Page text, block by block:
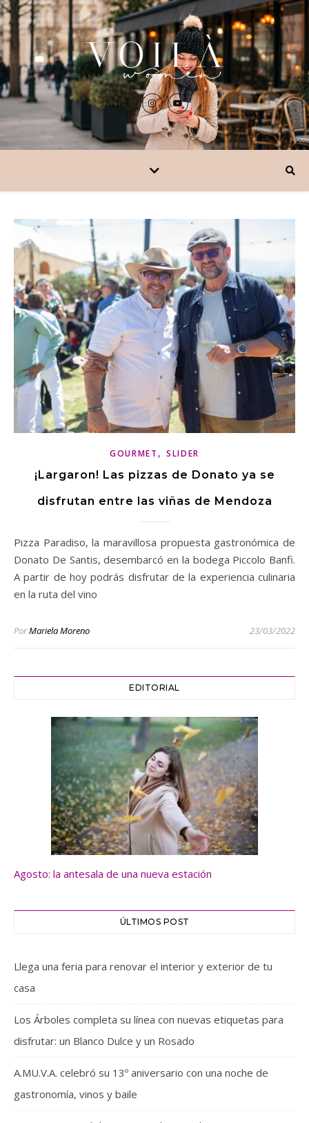
GOURMET , SLIDER
¡Largaron! Las pizzas de Donato ya se
disfrutan entre las viñas de Mendoza
Pizza Paradiso, la maravillosa propuesta gastronómica de
Donato De Santis, desembarcó en la bodega Piccolo Banfi.
A partir de hoy podrás disfrutar de la experiencia culinaria
en la ruta del vino
PorMariela Moreno 23/03/2022
EDITORIAL
Agosto: la antesala de una nueva estación
ÚLTIMOS POST
Llega una feria para renovar el interior y exterior de tu
casa
Los Árboles completa su línea con nuevas etiquetas para
disfrutar: un Blanco Dulce y un Rosado
A.MU.V.A. celebró su 13º aniversario con una noche de
gastronomía, vinos y baile